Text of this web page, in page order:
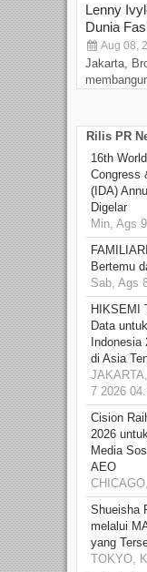
Lenny
Dunia
Aug 08,
Jakarta,
Rilis PR
16th
Congress
(IDA)
Digelar
Min, Ags
Bertemu
Sab, Ags
HIKSEMI
Data
Indonesia
di Asia
7 2026
Cision
2026
Media
AEO
Shueisha
melalui
yang
TOKYO,